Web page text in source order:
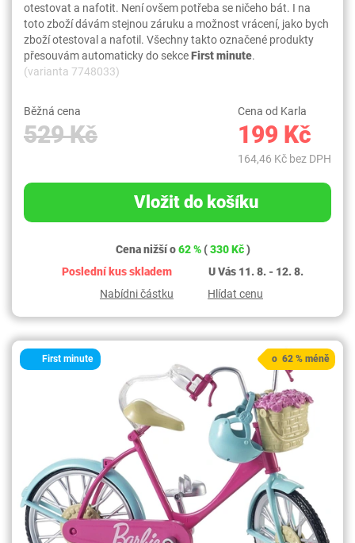
otestovat a nafotit. Není ovšem potřeba se ničeho bát. I na
toto zboží dávám stejnou záruku a možnost vrácení, jako bych
zboží otestoval a nafotil. Všechny takto označené produkty
přesouvám automaticky do sekceFirst minute.
(varianta 7748033)
Běžná cena
529 Kč
Cena od Karla
199 Kč
164,46 Kč bez DPH
Vložit do košíku
Cena nižší o62 %(330 Kč)
Poslední kus skladem
U Vás 11. 8. - 12. 8.
Nabídni částku
Hlídat cenu
First minute o 62 % méně